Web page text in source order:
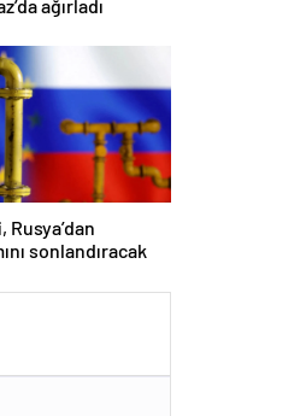
ağırladı
sonlandıracak